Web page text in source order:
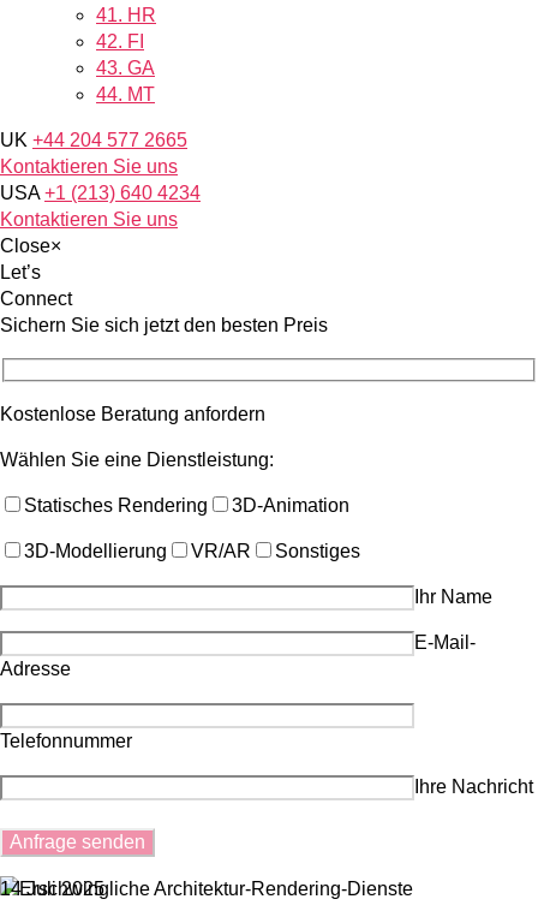
41. HR
42. FI
43. GA
44. MT
UK +44 204 577 2665
Kontaktieren Sie uns
USA +1 (213) 640 4234
Kontaktieren Sie uns
Close×
Let’s
Connect
Sichern Sie sich jetzt den besten Preis
Kostenlose Beratung anfordern
Wählen Sie eine Dienstleistung:
Statisches Rendering 3D-Animation
3D-Modellierung VR/AR Sonstiges
Ihr Name
E-Mail-
Adresse
Telefonnummer
Ihre Nachricht
14 Juli 2025